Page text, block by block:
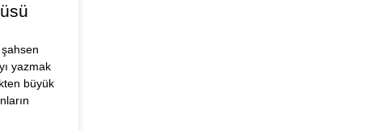
yazmak
büyük